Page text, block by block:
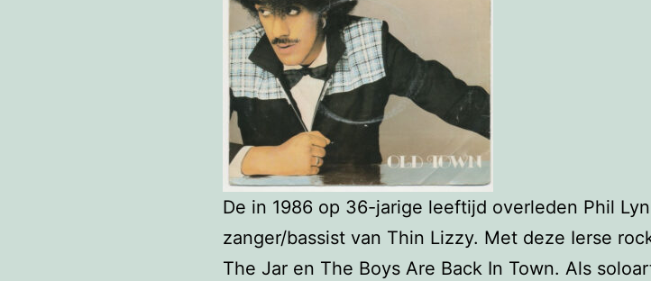
De in 1986 op 36-jarige leeftijd overleden Phil
zanger/bassist van Thin Lizzy. Met deze Ierse
The Jar en The Boys Are Back In Town. Als